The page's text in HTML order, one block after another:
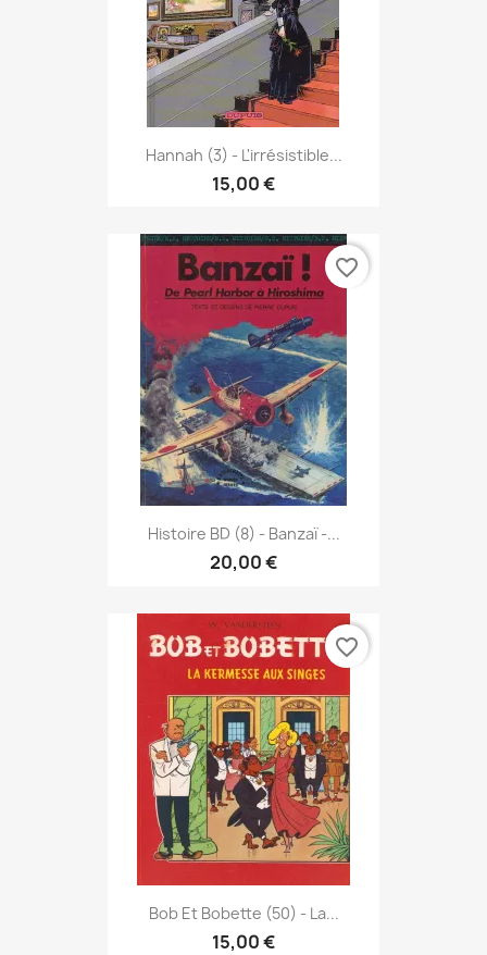
Hannah (3) - L'irrésistible...
15,00 €
Histoire BD (8) - Banzaï -...
20,00 €
favorite_border
Bob Et Bobette (50) - La...
15,00 €
favorite_border